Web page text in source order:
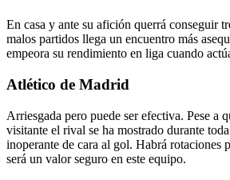
En casa y ante su afición querrá conseguir
malos partidos llega un encuentro más
empeora su rendimiento en liga cuando
Atlético de Madrid
Arriesgada pero puede ser efectiva. Pese a
visitante el rival se ha mostrado durante
inoperante de cara al gol. Habrá rotaciones
será un valor seguro en este equipo.